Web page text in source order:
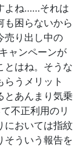
よね……それは
も困らないから
売り出し中の
ャンペーンが
とはね。そうな
うメリット
とあんまり気乗
不正利用のリ
においては指紋
そういう報告を